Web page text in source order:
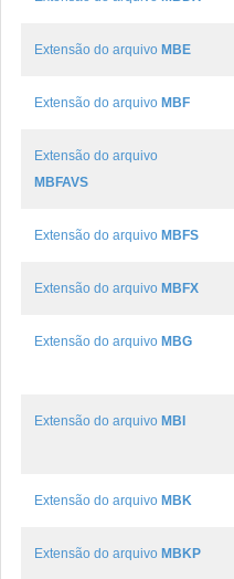
Extensão do arquivo MBE
Extensão do arquivo MBF
Extensão do arquivo
MBFAVS
Extensão do arquivo MBFS
Extensão do arquivo MBFX
Extensão do arquivo MBG
Extensão do arquivo MBI
Extensão do arquivo MBK
Extensão do arquivo MBKP